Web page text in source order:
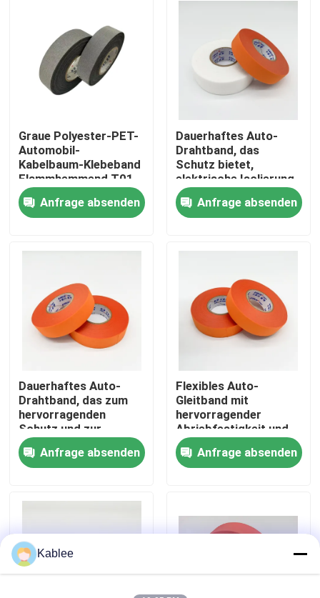
Startseite
VR Show
Fabrik Tour
Qualitätskontrolle
Kontakt
Referenzen
Graue Polyester-PET-
Automobil-
Kabelbaum-Klebeband
Flammhemmend T01
Anfrage absenden
Dauerhaftes Auto-
Drahtband, das
Schutz bietet,
elektrische Isolierung
und lang anhaltende
Leistung für
Anfrage absenden
Dauerhaftes Auto-
Drahtband, das zum
hervorragenden
Schutz und zur
elektrischen Isolierung
der
Fahrzeugverkabelung
Anfrage absenden
Flexibles Auto-
Gleitband mit
hervorragender
Abriebfestigkeit und
elektrischer Isolierung
für Fahrzeuge
Anfrage absenden
Kablee